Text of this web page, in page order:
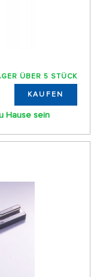
ÜBER 5 STÜCK
KAUFEN
Hause sein